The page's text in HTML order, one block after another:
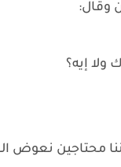
وقال:
ولا إيه؟
محتاجين نعوض